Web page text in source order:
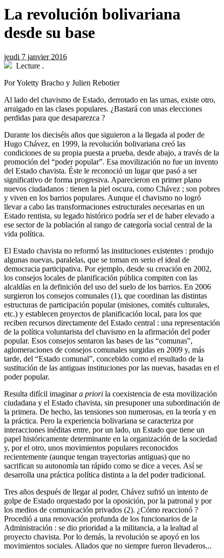
La revolución bolivariana
desde su base
jeudi 7 janvier 2016
Lecture .
Por Yoletty Bracho y Julien Rebotier
Al lado del chavismo de Estado, derrotado en las urnas, existe otro,
arraigado en las clases populares. ¿Bastará con unas elecciones
perdidas para que desaparezca ?
Durante los dieciséis años que siguieron a la llegada al poder de
Hugo Chávez, en 1999, la revolución bolivariana creó las
condiciones de su propia puesta a prueba, desde abajo, a través de la
promoción del “poder popular”. Esa movilización no fue un invento
del Estado chavista. Éste le reconoció un lugar que pasó a ser
significativo de forma progresiva. Aparecieron en primer plano
nuevos ciudadanos : tienen la piel oscura, como Chávez ; son pobres
y viven en los barrios populares. Aunque el chavismo no logró
llevar a cabo las transformaciones estructurales necesarias en un
Estado rentista, su legado histórico podría ser el de haber elevado a
ese sector de la población al rango de categoría social central de la
vida política.
El Estado chavista no reformó las instituciones existentes : produjo
algunas nuevas, paralelas, que se toman en serio el ideal de
democracia participativa. Por ejemplo, desde su creación en 2002,
los consejos locales de planificación pública compiten con las
alcaldías en la definición del uso del suelo de los barrios. En 2006
surgieron los consejos comunales (1), que coordinan las distintas
estructuras de participación popular (misiones, comités culturales,
etc.) y establecen proyectos de planificación local, para los que
reciben recursos directamente del Estado central : una representación
de la política voluntarista del chavismo en la afirmación del poder
popular. Esos consejos sentaron las bases de las “comunas”,
aglomeraciones de consejos comunales surgidas en 2009 y, más
tarde, del “Estado comunal”, concebido como el resultado de la
sustitución de las antiguas instituciones por las nuevas, basadas en el
poder popular.
Resulta difícil imaginara priori la coexistencia de esta movilización
ciudadana y el Estado chavista, sin presuponer una subordinación de
la primera. De hecho, las tensiones son numerosas, en la teoría y en
la práctica. Pero la experiencia bolivariana se caracteriza por
interacciones inéditas entre, por un lado, un Estado que tiene un
papel históricamente determinante en la organización de la sociedad
y, por el otro, unos movimientos populares reconocidos
recientemente (aunque tengan trayectorias antiguas) que no
sacrifican su autonomía tan rápido como se dice a veces. Así se
desarrolla una práctica política distinta a la del poder tradicional.
Tres años después de llegar al poder, Chávez sufrió un intento de
golpe de Estado orquestado por la oposición, por la patronal y por
los medios de comunicación privados (2). ¿Cómo reaccionó ?
Procedió a una renovación profunda de los funcionarios de la
Administración : se dio prioridad a la militancia, a la lealtad al
proyecto chavista. Por lo demás, la revolución se apoyó en los
movimientos sociales. Aliados que no siempre fueron llevaderos...